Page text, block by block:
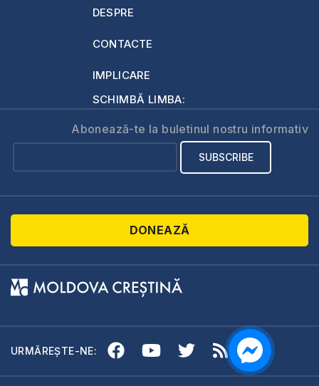
DESPRE
CONTACTE
IMPLICARE
SCHIMBĂ LIMBA:
Abonează-te la buletinul nostru informativ
DONEAZĂ
URMĂREȘTE-NE: